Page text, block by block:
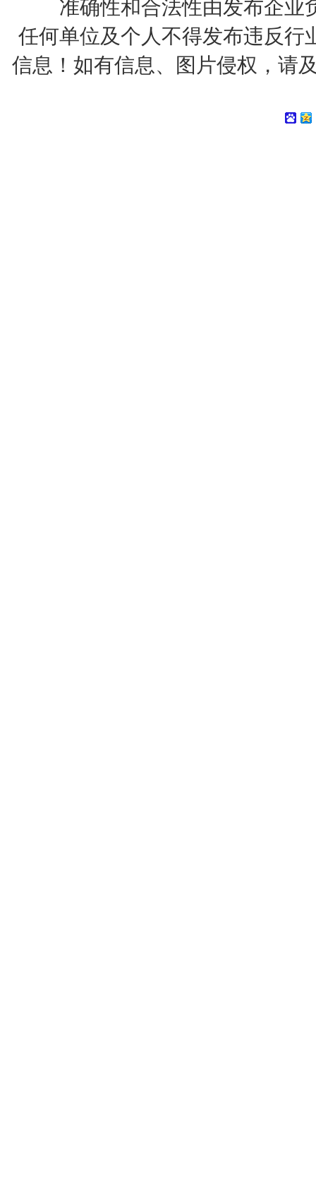
准确性和合法性由发布企业
任何单位及个人不得发布违反行
信息！如有信息、图片侵权，请